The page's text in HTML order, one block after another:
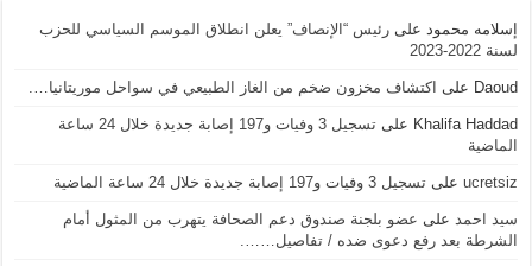
إسلامه محمود علىرئيس “الإنصاف” يعلن انطلاق الموسم السياسي للحزب
لسنة 2022-2023
Daoud على اكتشاف مخزون ضخم من الغاز الطبيعي في سواحل موريتانيا….
Khalifa Haddad على
تسجيل 3 وفيات و197 إصابة جديدة خلال 24 ساعة
الماضية
ucretsiz علىتسجيل 3 وفيات و197 إصابة جديدة خلال 24 ساعة الماضية
سيد احمد على عضو بلجنة صندوق دعم الصحافة يتهرب من المثول أمام
الشرطة بعد رفع دعوى ضده / تفاصيل…….